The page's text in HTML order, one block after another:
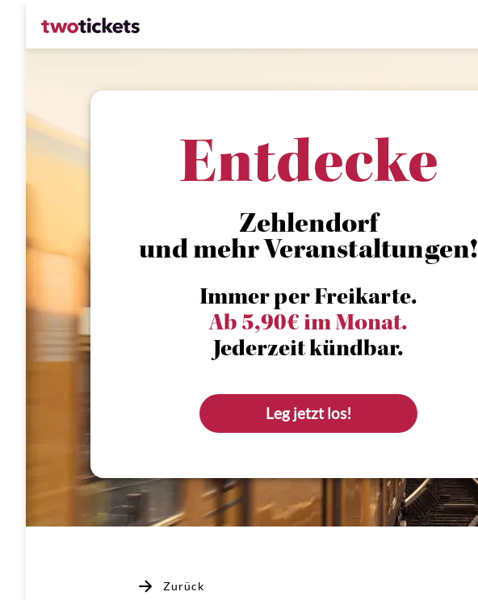
Entdecke
Zehlendorf
und mehr Veranstaltungen!
Immer per Freikarte.
Ab 5,90€ im Monat.
Jederzeit kündbar.
Leg jetzt los!
Zurück